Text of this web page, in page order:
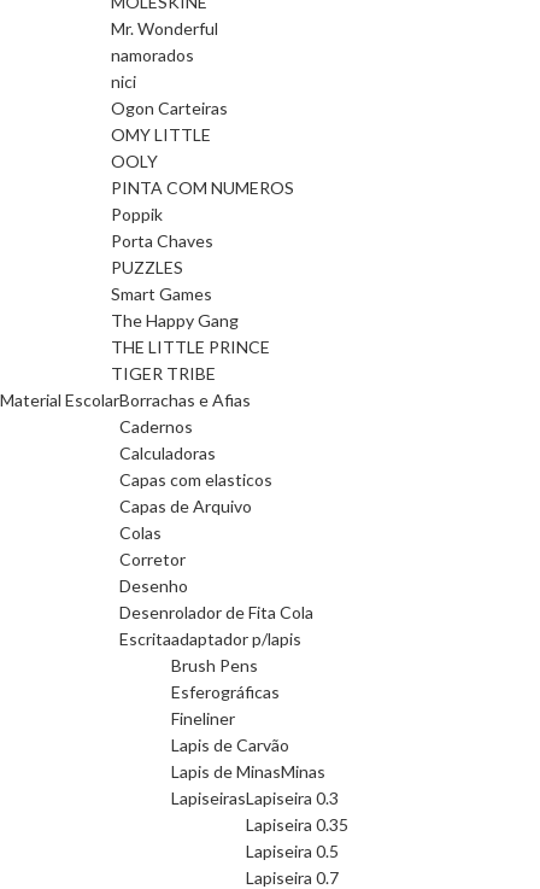
Mr. Wonderful
namorados
nici
Ogon Carteiras
OMY LITTLE
OOLY
PINTA COM NUMEROS
Poppik
Porta Chaves
PUZZLES
Smart Games
The Happy Gang
THE LITTLE PRINCE
TIGER TRIBE
Material EscolarBorrachas e Afias
Cadernos
Calculadoras
Capas com elasticos
Capas de Arquivo
Colas
Corretor
Desenho
Desenrolador de Fita Cola
Escritaadaptador p/lapis
Brush Pens
Esferográficas
Fineliner
Lapis de Carvão
Lapis de MinasMinas
LapiseirasLapiseira 0.3
Lapiseira 0.35
Lapiseira 0.5
Lapiseira 0.7